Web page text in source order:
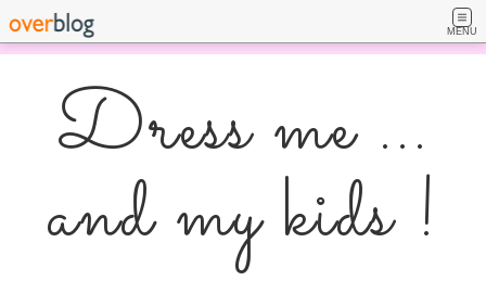
MENU
Dress me ...
and my kids !